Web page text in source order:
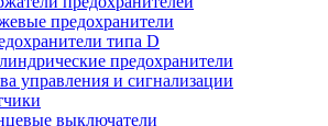
предохранители
типа D
предохранители
управления и сигнализации
выключатели